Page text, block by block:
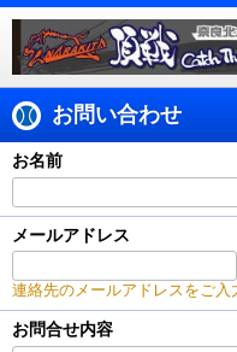
お問い合わせ
お名前
メールアドレス
連絡先のメールアドレスをご入
お問合せ内容